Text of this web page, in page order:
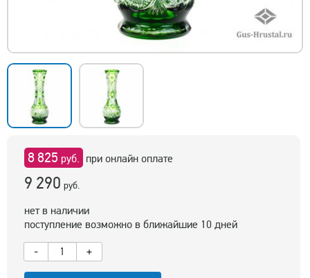
8 825 руб. при онлайн оплате
9 290 руб.
нет в наличии
поступление возможно в ближайшие 10 дней
-
+